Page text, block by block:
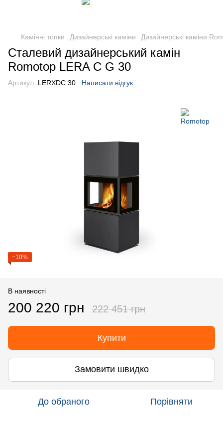
Камінні топки Дизайнерські каміни Дизайнерські каміни
Сталевий дизайнерський камін
Romotop LERA C G 30
Артикул: LERXDC 30 Написати відгук
−10%
В наявності
200 220 грн 222 451 грн
Купити
Замовити швидко
До обраного Порівняти